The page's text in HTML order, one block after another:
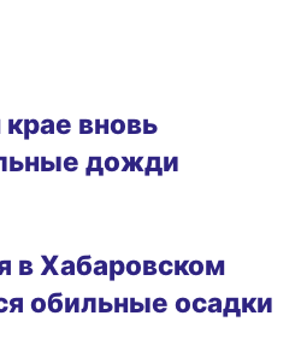
вновь
дожди
в Хабаровском
обильные осадки